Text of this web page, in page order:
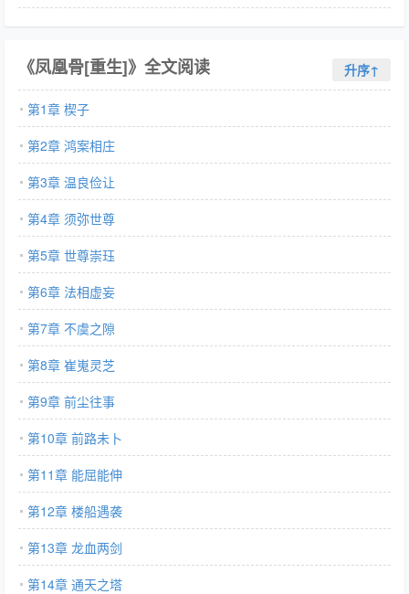
《凤凰骨[重生]》全文阅读 升序↑
第1章 楔子
第2章 鸿案相庄
第3章 温良俭让
第4章 须弥世尊
第5章 世尊崇珏
第6章 法相虚妄
第7章 不虞之隙
第8章 崔嵬灵芝
第9章 前尘往事
第10章 前路未卜
第11章 能屈能伸
第12章 楼船遇袭
第13章 龙血两剑
第14章 通天之塔